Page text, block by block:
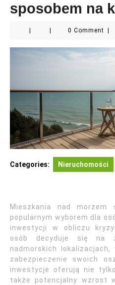
sposobem na
0 Comment
Categories: Nieruchomości
Mieszkania nad
popularnym wyborem dla
inwestycji w obliczu
osób decyduje się na
nadmorskich
zabezpieczenie swoich
inwestycje oferują nie
także potencjalny wzrost